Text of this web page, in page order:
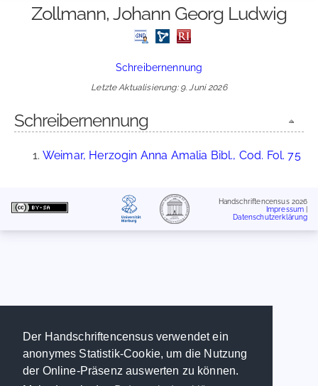
Der Handschriftencensus verwendet ein
anonymes Statistik-Cookie, um die Nutzung
der Online-Präsenz auswerten zu können.
Zollmann, Johann Georg Ludwig
Schreibernennung
Letzte Aktualisierung: 9. Juni 2026
Schreibernennung
Weimar, Herzogin Anna Amalia Bibl., Cod. Fol. 75
Handschriftencensus 2026
Impressum
Datenschutzerklärung